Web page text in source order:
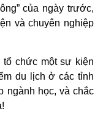
của ngày trước,
và chuyên nghiệp
tổ chức một sự kiện
du lịch ở các tỉnh
ngành học, và chắc